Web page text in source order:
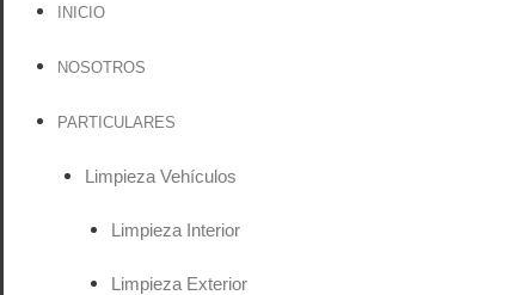
INICIO
NOSOTROS
PARTICULARES
Limpieza Vehículos
Limpieza Interior
Limpieza Exterior